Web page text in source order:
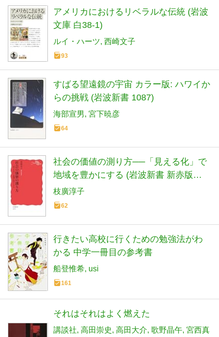
アメリカにおけるリベラルな伝統 (岩波
文庫 白38-1)
ルイ・ハーツ 西崎文子
93
すばる望遠鏡の宇宙 カラー版: ハワイか
らの挑戦 (岩波新書 1087)
海部宣男 宮下暁彦
64
社会の価値の測り方──「見える化」で
地域を豊かにする (岩波新書 新赤版
2095)
枝廣淳子
62
行きたい高校に行くための勉強法がわ
かる 中学一冊目の参考書
船登惟希 usi
161
それはそれはよく燃えた
講談社 高田崇史 高田大介 歌野晶午 宮西真